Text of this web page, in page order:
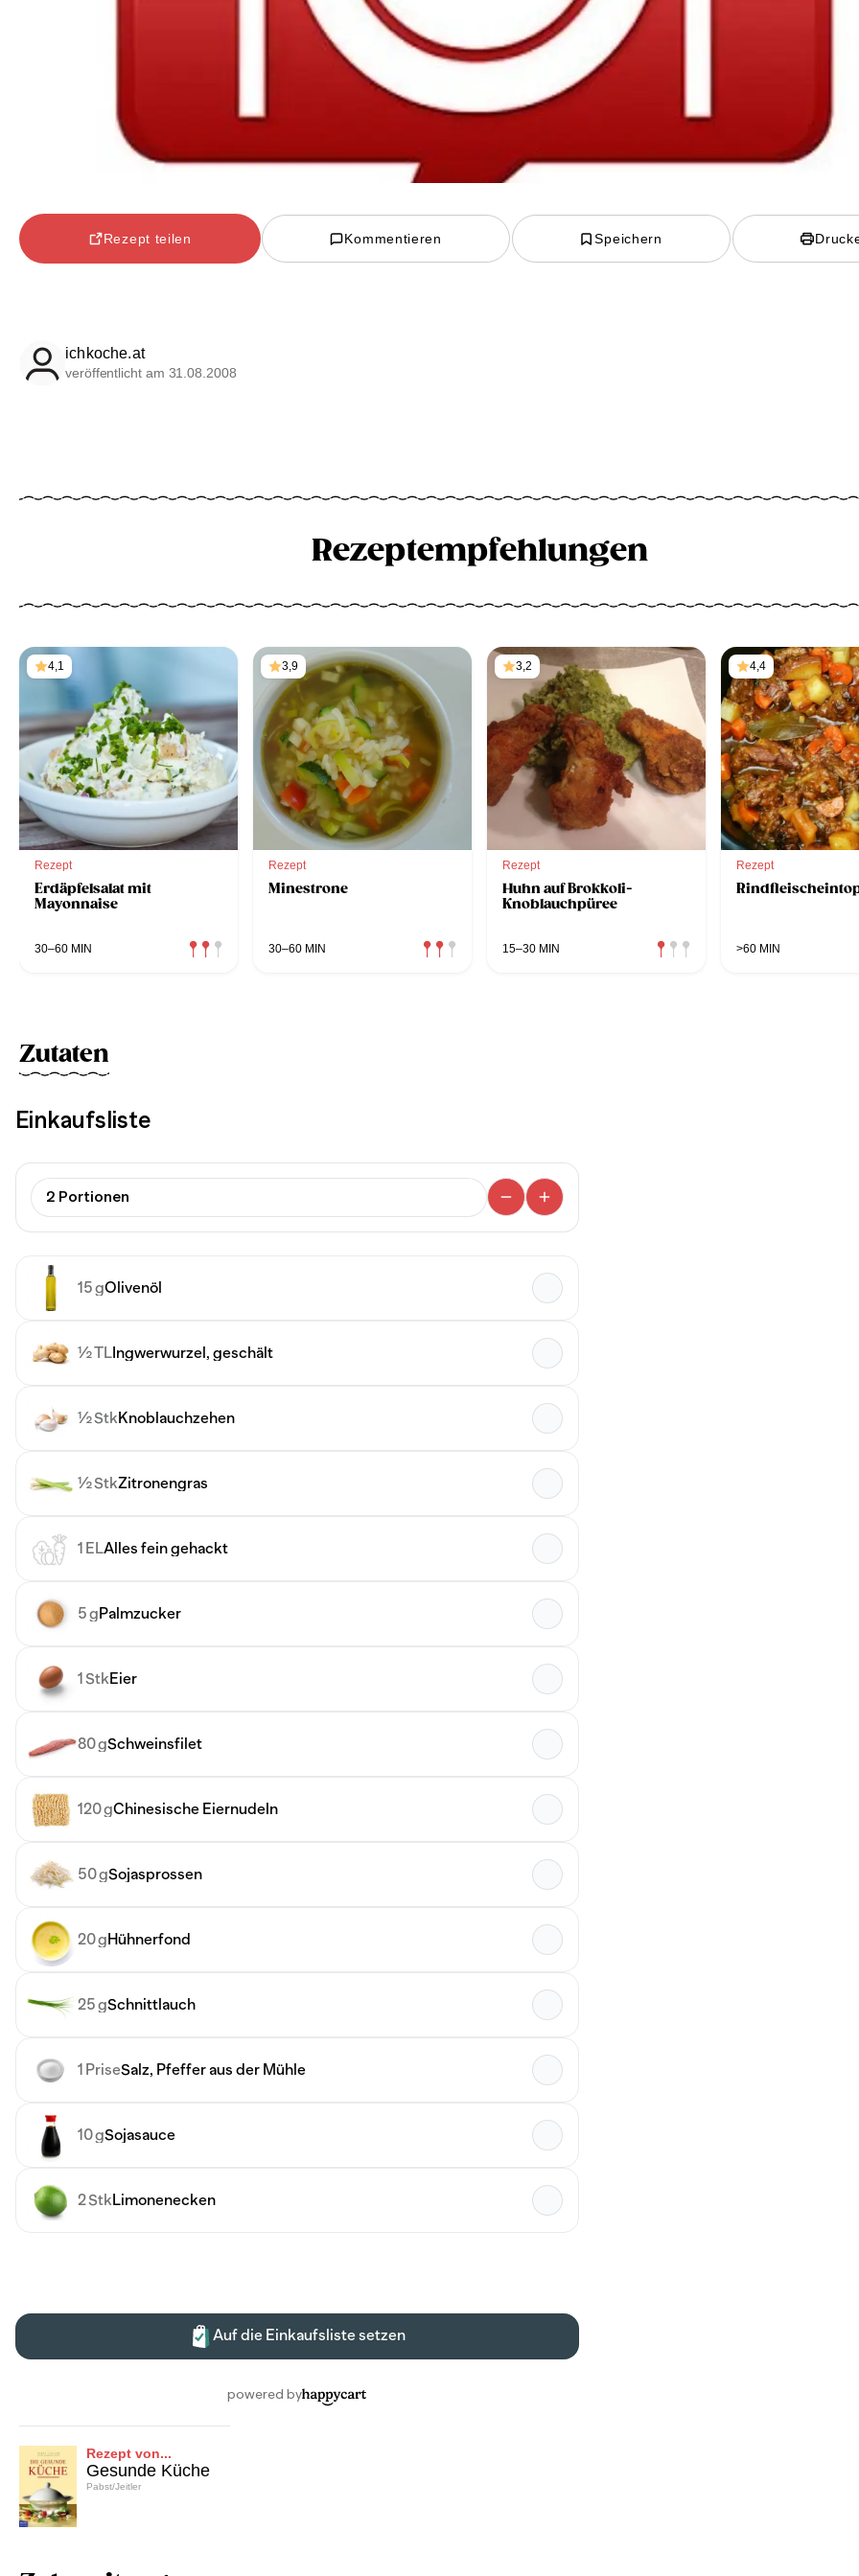
Rezept teilen Kommentieren Speichern
ichkoche.at
veröffentlicht am 31.08.2008
Rezeptempfehlungen
4,1
Rezept
Erdäpfelsalat mit
Mayonnaise
30–60 MIN
3,9
Rezept
Minestrone
30–60 MIN
3,2
Rezept
Huhn auf Brokkoli-
Knoblauchpüree
15–30 MIN
4,4
Rezept
>60 MIN
Zutaten
Rezept von...
Gesunde Küche
Pabst/Jeitler